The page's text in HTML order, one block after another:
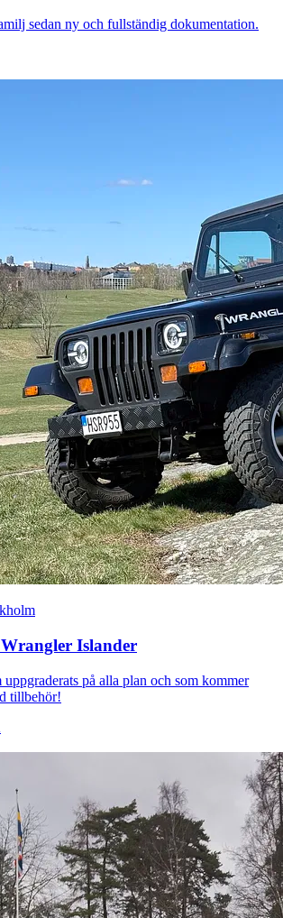
sedan ny och fullständig dokumentation.
Wrangler Islander
uppgraderats på alla plan och som kommer
tillbehör!